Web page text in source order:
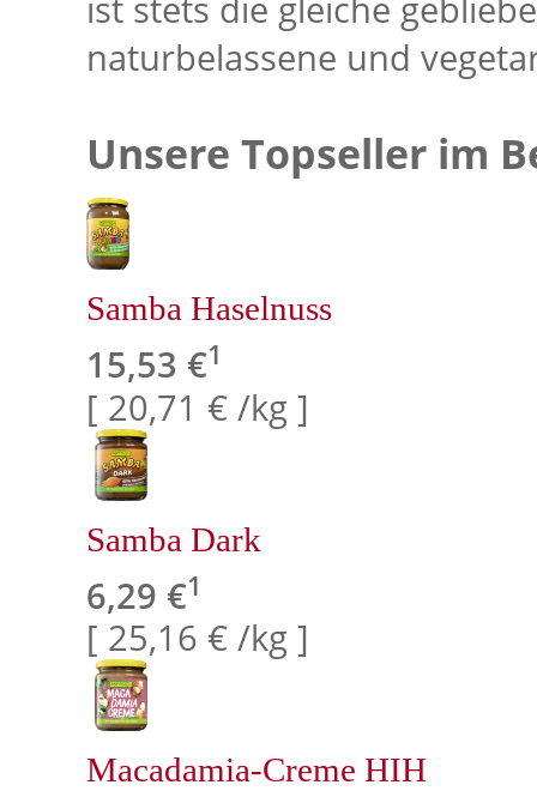
naturbelassene und
Unsere Topseller im
Samba Haselnuss
15,53 €1
[ 20,71 € /kg ]
Samba Dark
6,29 €1
[ 25,16 € /kg ]
Macadamia-Creme HIH